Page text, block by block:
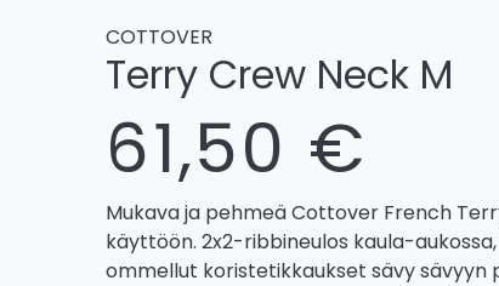
COTTOVER
Terry Crew Neck M
61,50 €
Mukava ja pehmeä Cottover French
käyttöön. 2x2-ribbineulos kaula-
ommellut koristetikkaukset sävy sävyyn